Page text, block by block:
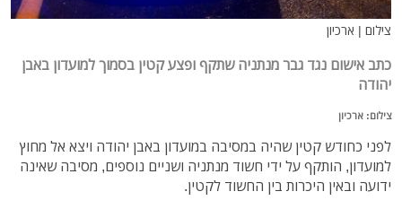
צילום | ארכיון
כתב אישום נגד גבר מנתניה שתקף ופצע קטין בסמוך למועדון באבן
יהודה
צילום: ארכיון
לפני כחודש קטין שהיה במסיבה במועדון באבן יהודה ויצא אל מחוץ
למועדון, הותקף על ידי חשוד מנתניה ושניים נוספים, מסיבה שאינה
ידועה ובאין היכרות בין החשוד לקטין.